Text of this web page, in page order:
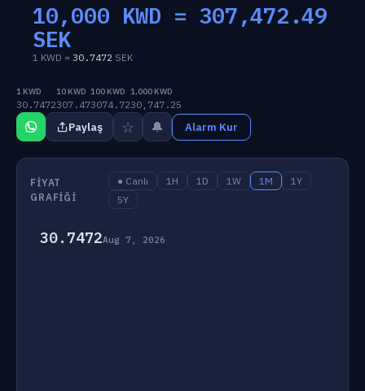
10,000 KWD = 307,472.49
SEK
1 KWD = 30.7472 SEK
1 KWD
30.7472
10 KWD
307.47
100 KWD
3074.72
1,000 KWD
30,747.25
Paylaş ☆ 🔔 Alarm Kur
FIYAT
GRAFIĞI
● Canlı 1H 1D 1W 1M
1Y
5Y
30.7472Aug 7, 2026